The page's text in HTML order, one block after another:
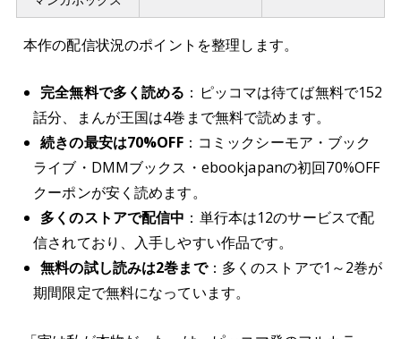
本作の配信状況のポイントを整理します。
完全無料で多く読める ：ピッコマは待てば無料で152
話分、まんが王国は4巻まで無料で読めます。
続きの最安は70%OFF：コミックシーモア・ブック
ライブ・DMMブックス・ebookjapanの初回70%OFF
クーポンが安く読めます。
多くのストアで配信中 ：単行本は12のサービスで配
信されており、入手しやすい作品です。
無料の試し読みは2巻まで：多くのストアで1～2巻が
期間限定で無料になっています。